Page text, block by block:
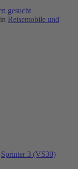
gesucht
Reisemobile und
Sprinter 3 (VS30)